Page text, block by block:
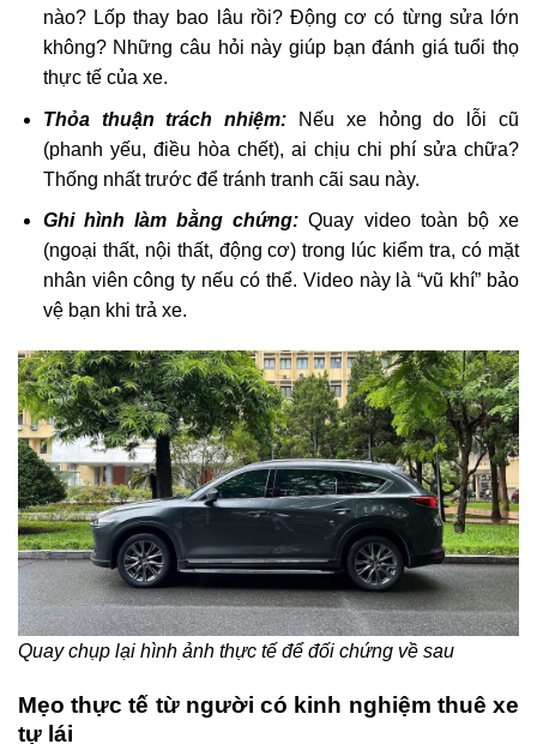
nào? Lốp thay bao lâu rồi? Động cơ có từng sửa lớn
không? Những câu hỏi này giúp bạn đánh giá tuổi thọ
thực tế của xe.
Thỏa thuận trách nhiệm: Nếu xe hỏng do lỗi cũ
(phanh yếu, điều hòa chết), ai chịu chi phí sửa chữa?
Thống nhất trước để tránh tranh cãi sau này.
Ghi hình làm bằng chứng: Quay video toàn bộ xe
(ngoại thất, nội thất, động cơ) trong lúc kiểm tra, có mặt
nhân viên công ty nếu có thể. Video này là “vũ khí” bảo
vệ bạn khi trả xe.
Quay chụp lại hình ảnh thực tế để đối chứng về sau
Mẹo thực tế từ người có kinh nghiệm thuê xe
tự lái